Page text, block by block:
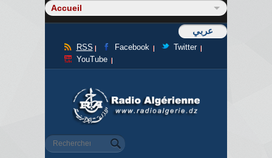
عربي
RSS Facebook
Twitter
YouTube
Formulaire de recherche
Rechercher